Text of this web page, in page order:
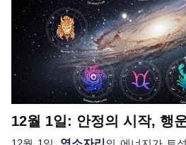
12월 1일: 안정의 시작, 행